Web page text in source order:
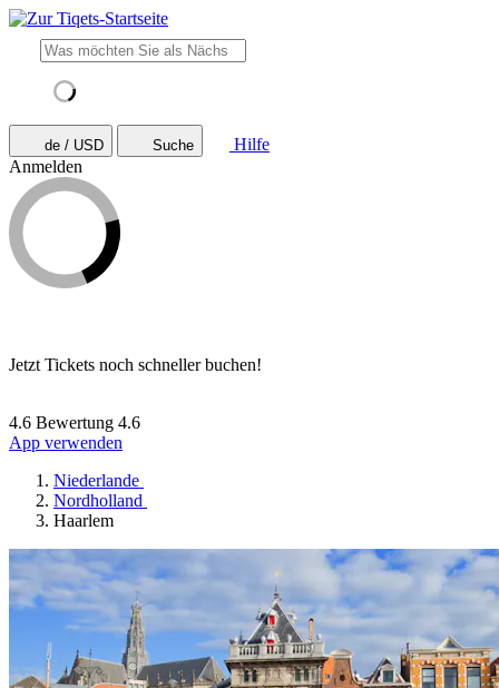
de / USD Suche
Hilfe
Anmelden
Jetzt Tickets noch schneller buchen!
4.6 Bewertung 4.6
App verwenden
Niederlande
Nordholland
Haarlem